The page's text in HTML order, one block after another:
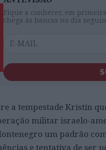
Fique a conhecer, em
chega às bancas no dia
a tempestade Kristin
militar israelo-
um padrão
e tentativa de ser